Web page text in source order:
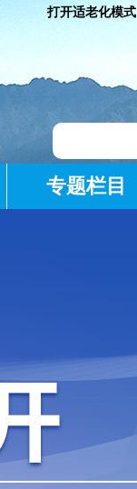
打开适老化模式
专题栏目